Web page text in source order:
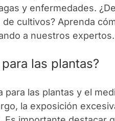
y enfermedades.
cultivos? Aprenda
a nuestros expertos.
las plantas?
las plantas y el
la exposición